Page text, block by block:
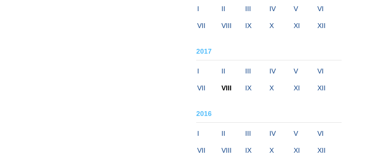
I II III IV V VI
VII VIII IX X XI XII
2017
I II III IV V VI
VII VIII IX X XI XII
2016
I II III IV V VI
VII VIII IX X XI XII